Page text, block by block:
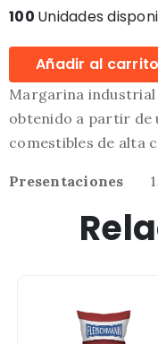
100 Unidades
Añadir al carrito
Margarina industrial
obtenido a partir de
comestibles de alta
Presentaciones